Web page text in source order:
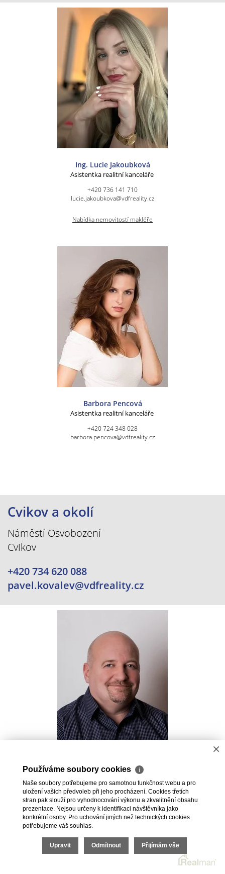
Ing. Lucie Jakoubková
Asistentka realitní kanceláře
+420 736 141 710
lucie.jakoubkova@vdfreality.cz
Nabídka nemovitostí makléře
Barbora Pencová
Asistentka realitní kanceláře
+420 724 348 028
barbora.pencova@vdfreality.cz
Cvikov a okolí
Náměstí Osvobození
Cvikov
+420 734 620 088
pavel.kovalev@vdfreality.cz
Pavel Kovalev
+420 723 491 625
pavel.kovalev@vdfreality.cz
×
Používáme soubory cookies ℹ
Naše soubory potřebujeme pro samotnou funkčnost webu a pro
uložení vašich předvoleb při jeho procházení. Cookies třetích
stran pak slouží pro vyhodnocování výkonu a zkvalitnění obsahu
prezentace. Nejsou určeny k identifikaci návštěvníka jako
konkrétní osoby. Pro uchování jiných než technických cookies
potřebujeme váš souhlas.
Upravit Odmítnout Přijímám vše